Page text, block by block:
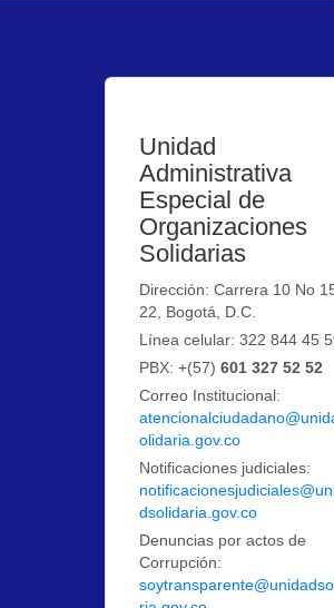
Unidad
Administrativa
Especial de
Organizaciones
Solidarias
Dirección: Carrera 10 No
22, Bogotá, D.C.
Línea celular: 322 844 45
PBX: +(57)601 327 52 52
Correo Institucional:
olidaria.gov.co
Notificaciones judiciales:
dsolidaria.gov.co
Denuncias por actos de
Corrupción: